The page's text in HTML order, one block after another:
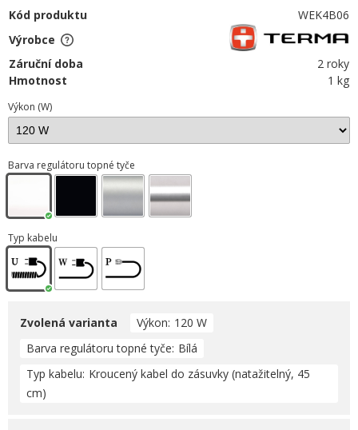
Kód produktu
WEK4B06
Výrobce
Záruční doba
2 roky
Hmotnost
1 kg
Výkon (W)
Barva regulátoru topné tyče
Typ kabelu
Zvolená varianta Výkon 120 W
Barva regulátoru topné tyče Bílá
Typ kabelu Kroucený kabel do zásuvky (natažitelný, 45
cm)